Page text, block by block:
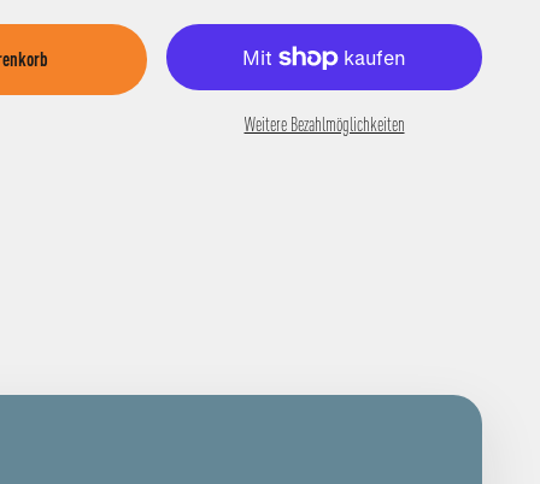
Weitere Bezahlmöglichkeiten